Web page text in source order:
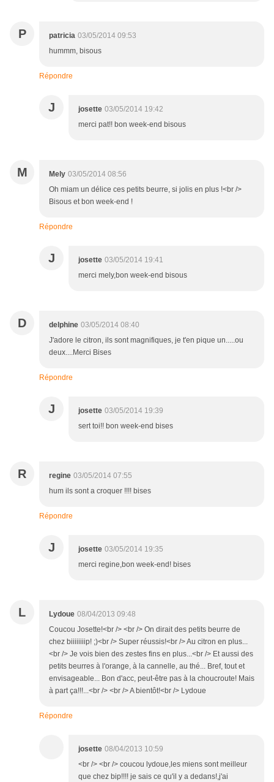
P patricia 03/05/2014 09:53
hummm, bisous
Répondre
J josette 03/05/2014 19:42
merci pat!! bon week-end bisous
M Mely 03/05/2014 08:56
Oh miam un délice ces petits beurre, si jolis en plus !<br />
Bisous et bon week-end !
Répondre
J josette 03/05/2014 19:41
merci mely,bon week-end bisous
D delphine 03/05/2014 08:40
J'adore le citron, ils sont magnifiques, je t'en pique un.....ou
deux....Merci Bises
Répondre
J josette 03/05/2014 19:39
sert toi!! bon week-end bises
R regine 03/05/2014 07:55
hum ils sont a croquer !!!! bises
Répondre
J josette 03/05/2014 19:35
merci regine,bon week-end! bises
L Lydoue 08/04/2013 09:48
Coucou Josette!<br /> <br /> On dirait des petits beurre de
chez biiiiiiiip! ;)<br /> Super réussis!<br /> Au citron en plus...
<br /> Je vois bien des zestes fins en plus...<br /> Et aussi des
petits beurres à l'orange, à la cannelle, au thé... Bref, tout et
envisageable... Bon d'acc, peut-être pas à la choucroute! Mais
à part ça!!!...<br /> <br /> A bientôt!<br /> Lydoue
Répondre
josette 08/04/2013 10:59
<br /> <br /> coucou lydoue,les miens sont meilleur
que chez bip!!!! je sais ce qu'il y a dedans!,j'ai